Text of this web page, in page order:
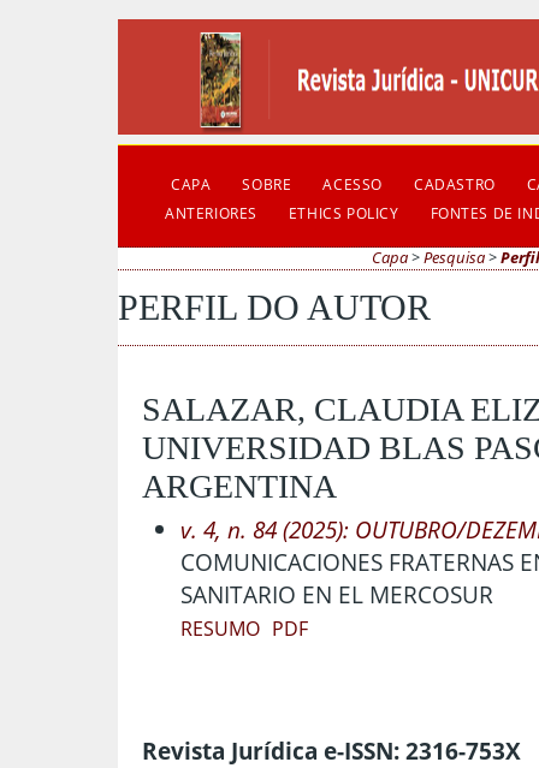
CAPA SOBRE ACESSO CADASTRO
ANTERIORES
ETHICS POLICY FONTES DE
Capa>Pesquisa>
PERFIL DO AUTOR
SALAZAR, CLAUDIA
UNIVERSIDAD BLAS
ARGENTINA
v. 4, n. 84 (2025): OUTUBRO/
COMUNICACIONES FRATERNAS
SANITARIO EN EL MERCOSUR
RESUMO PDF
Revista Jurídica e-ISSN: 2316-753X